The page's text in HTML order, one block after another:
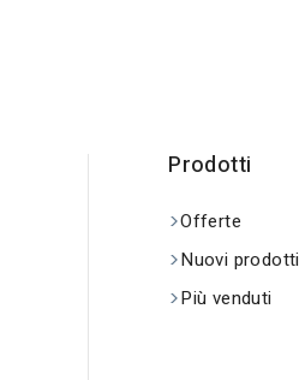
Prodotti
Offerte
Nuovi prodotti
Più venduti